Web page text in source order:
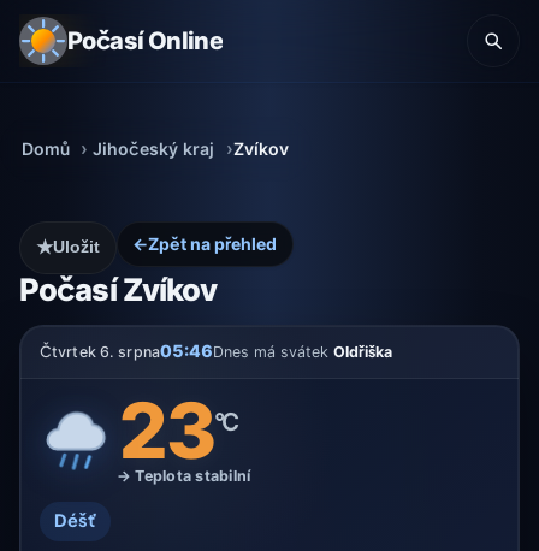
Počasí Online
Domů Jihočeský kraj Zvíkov
←Zpět na přehled
Počasí Zvíkov
★Uložit
Čtvrtek 6. srpna05:46Dnes má svátek Oldřiška
23°C
→ Teplota stabilní
Déšť